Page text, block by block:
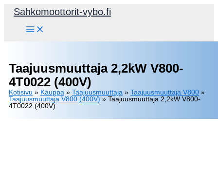
Siirry
Sahkomoottorit-vybo.fi
Taajuusmuuttaja 2,2kW V800-
4T0022 (400V)
Kotisivu » Kauppa » Taajuusmuuttaja » Taajuusmuuttaja V800 »
Taajuusmuuttaja V800 (400V) » Taajuusmuuttaja 2,2kW V800-
4T0022 (400V)